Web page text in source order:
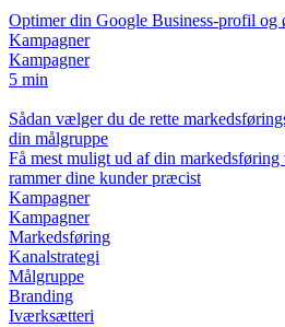
Optimer din Google Business-profil og
Kampagner
Kampagner
5 min
Sådan vælger du de rette
din målgruppe
Få mest muligt ud af din
rammer dine kunder præcist
Kampagner
Kampagner
Markedsføring
Kanalstrategi
Målgruppe
Branding
Iværksætteri